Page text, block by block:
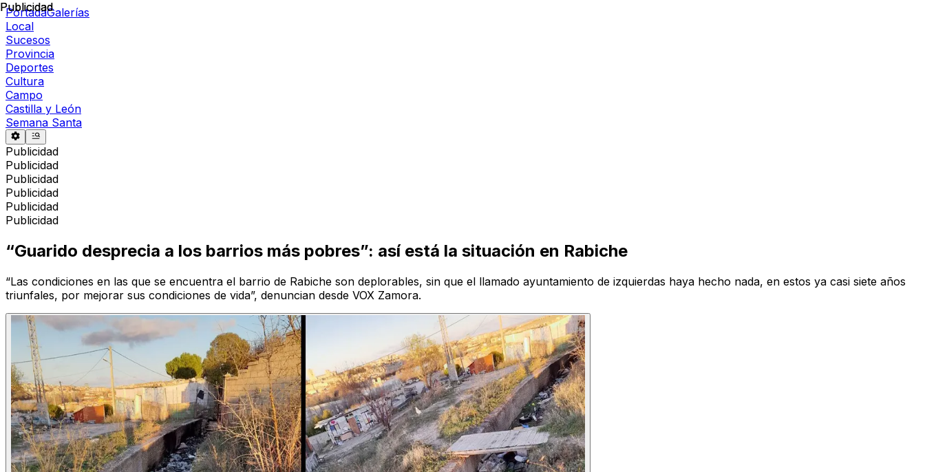
PortadaGalerías
Local
Sucesos
Provincia
Deportes
Cultura
Campo
Castilla y León
Semana Santa
Publicidad
Publicidad
Publicidad
Publicidad
Publicidad
Publicidad
Publicidad
“Guarido desprecia a los barrios más pobres”: así está la situación en Rabiche
“Las condiciones en las que se encuentra el barrio de Rabiche son deplorables, sin que el llamado ayuntamiento de izquierdas haya hecho nada, en estos ya casi siete años
triunfales, por mejorar sus condiciones de vida”, denuncian desde VOX Zamora.
Publicidad